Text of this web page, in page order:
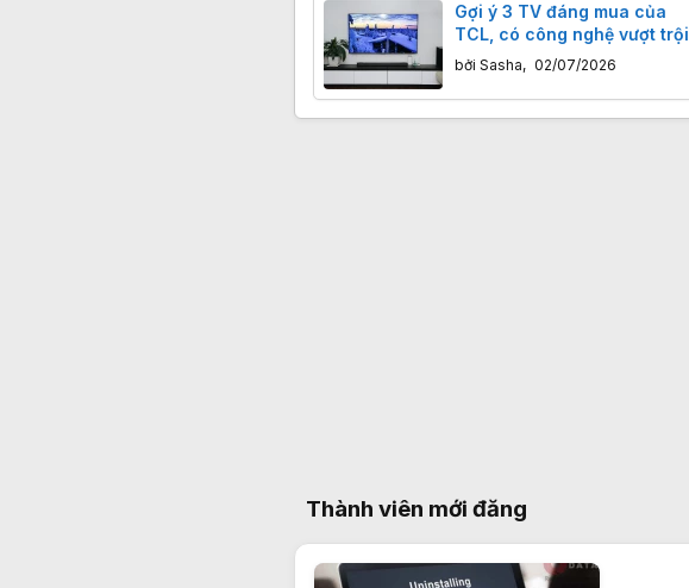
Gợi ý 3 TV đáng mua của
TCL, có công nghệ vượt trội
đối thủ cùng tầm giá ở Việt
bởi Sasha, 02/07/2026
Thành viên mới đăng